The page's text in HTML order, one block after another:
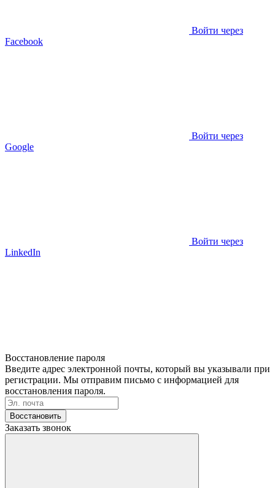
Войти через
Facebook
Войти через
Google
Войти через
LinkedIn
Восстановление пароля
Введите адрес электронной почты, который вы указывали при
регистрации. Мы отправим письмо с информацией для
восстановления пароля.
Восстановить
Заказать звонок